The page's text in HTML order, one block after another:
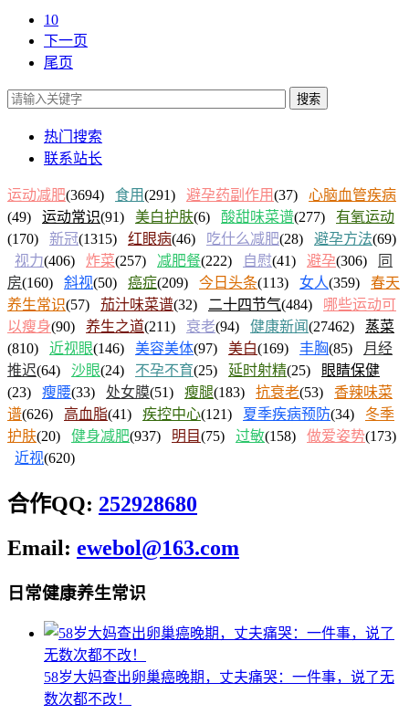
10
下一页
尾页
搜索
热门搜索
联系站长
运动减肥(3694) 食用(291) 避孕药副作用(37) 心脑血管疾病
(49) 运动常识(91) 美白护肤(6) 酸甜味菜谱(277) 有氧运动
(170) 新冠(1315) 红眼病(46) 吃什么减肥(28) 避孕方法(69)
视力(406) 炸菜(257) 减肥餐(222) 自慰(41) 避孕(306)
同
房(160) 斜视(50) 癌症(209) 今日头条(113) 女人(359) 春天
养生常识(57) 茄汁味菜谱(32) 二十四节气(484)
哪些运动可
以瘦身(90) 养生之道(211) 衰老(94) 健康新闻(27462) 蒸菜
(810) 近视眼(146) 美容美体(97) 美白(169) 丰胸(85)
月经
推迟(64) 沙眼(24) 不孕不育(25) 延时射精(25)
眼睛保健
(23) 瘦腰(33) 处女膜(51) 瘦腿(183) 抗衰老(53) 香辣味菜
谱(626) 高血脂(41) 疾控中心(121) 夏季疾病预防(34) 冬季
护肤(20) 健身减肥(937) 明目(75) 过敏(158) 做爱姿势(173)
近视(620)
合作QQ: 252928680
Email: ewebol@163.com
日常健康养生常识
58岁大妈查出卵巢癌晚期，丈夫痛哭：一件事，说了无
数次都不改！